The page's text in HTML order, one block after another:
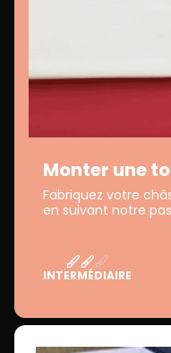
Monter une
Fabriquez votre
en suivant notre
INTERMÉDIAIRE